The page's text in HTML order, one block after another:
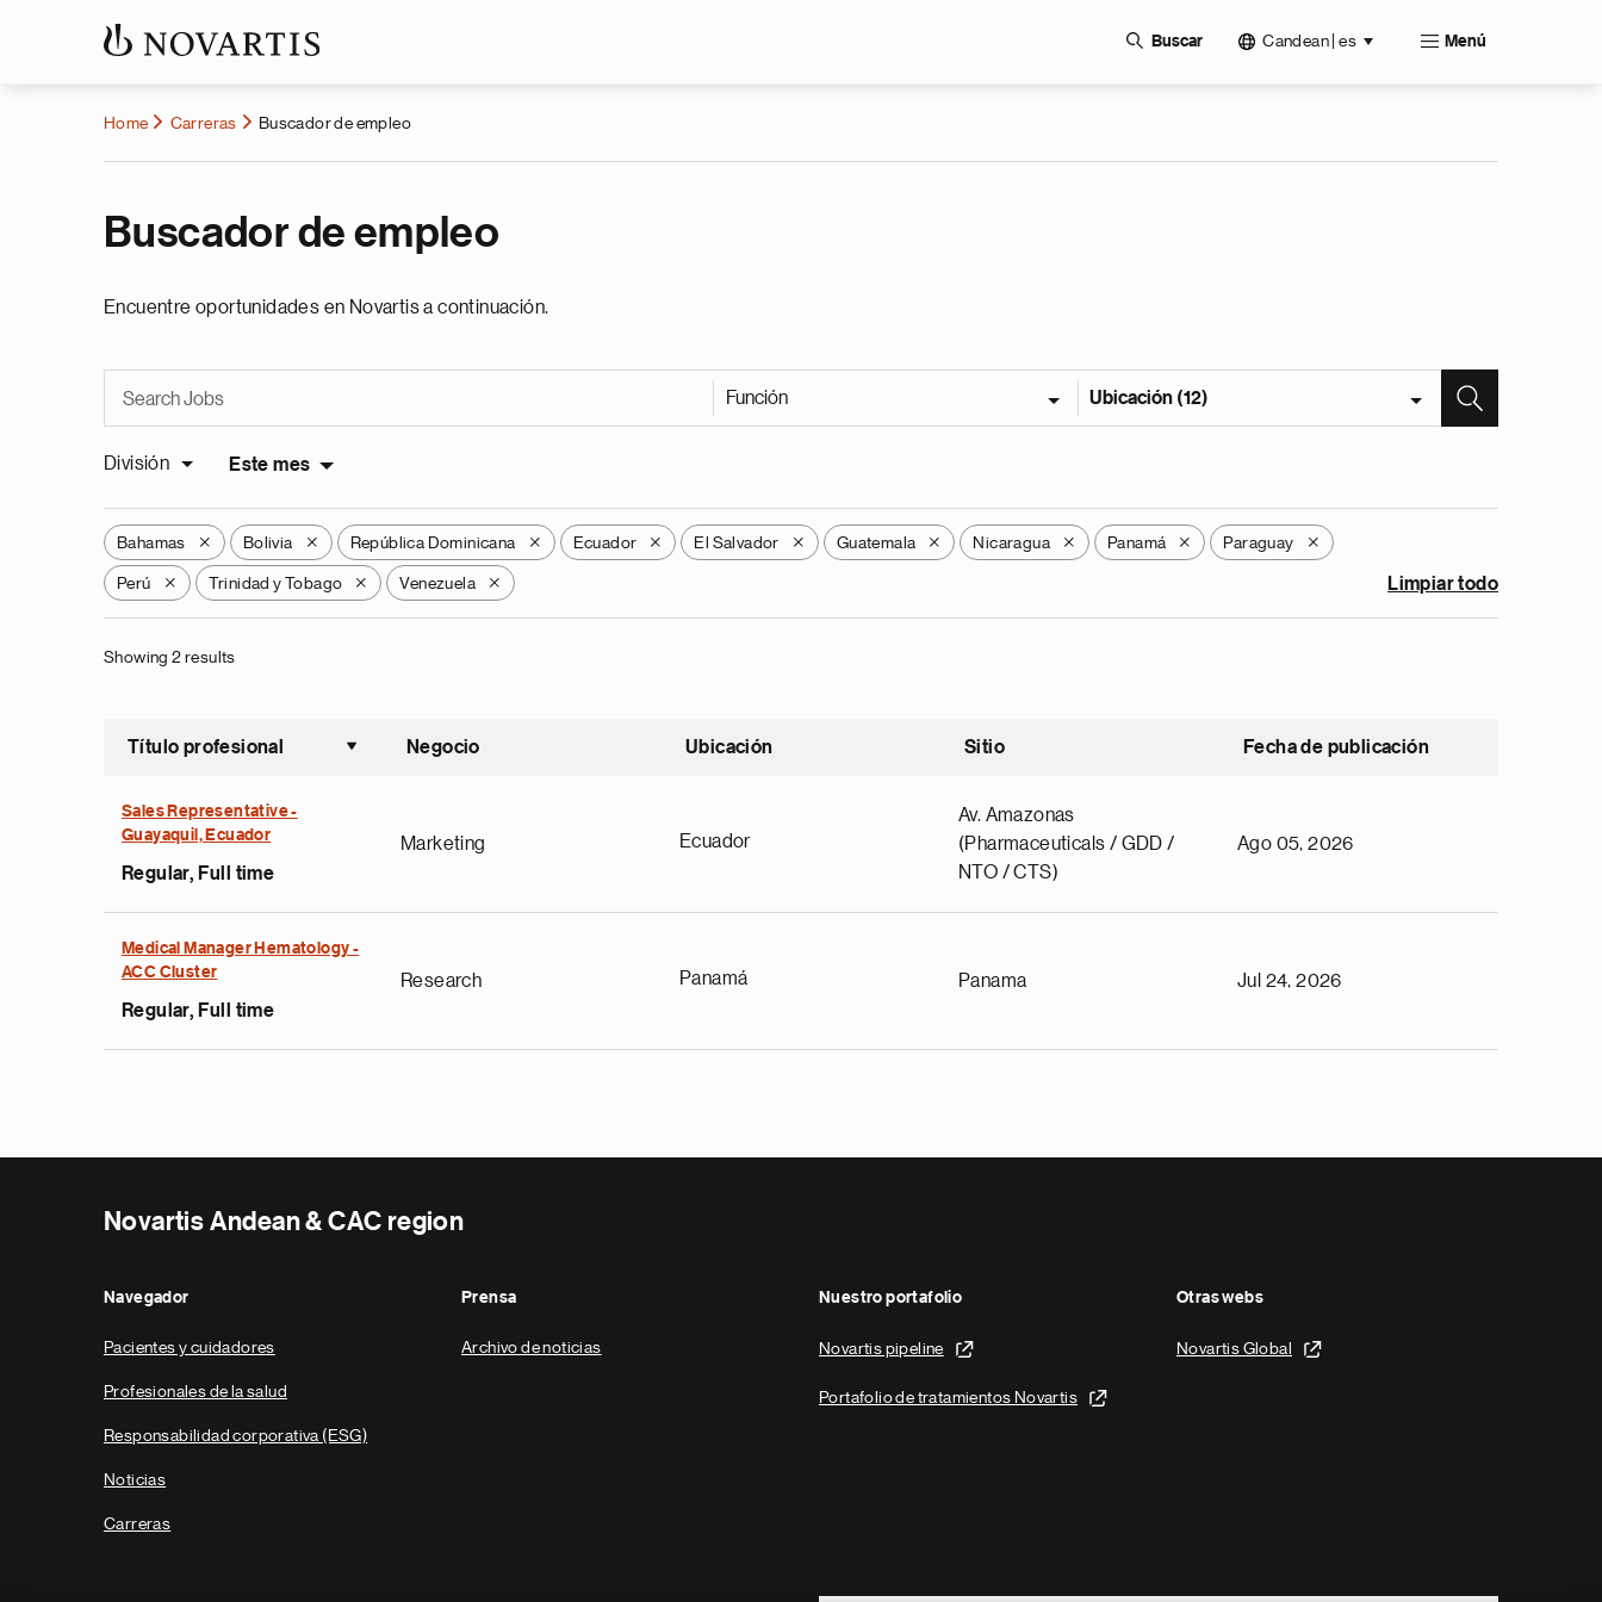
Buscar Candean | es Menú
Home Carreras Buscador de empleo
Buscador de empleo
Encuentre oportunidades en Novartis a continuación.
Función Ubicación (12)
División Este mes
Bahamas X Bolivia X República Dominicana X Ecuador X El Salvador X Guatemala X Nicaragua X Panamá X Paraguay X
Perú X Trinidad y Tobago X Venezuela X Limpiar todo
Showing 2 results
Título profesional
Ordenar ascendente
Negocio Ubicación Sitio Fecha de publicación
Sales Representative -
Guayaquil, Ecuador
Regular, Full time
Marketing Ecuador
Av. Amazonas
(Pharmaceuticals / GDD /
NTO / CTS)
Ago 05, 2026
Medical Manager Hematology -
ACC Cluster
Regular, Full time
Research Panamá Panama Jul 24, 2026
Novartis Andean & CAC region
Navegador
Pacientes y cuidadores
Profesionales de la salud
Responsabilidad corporativa (ESG)
Noticias
Carreras
Prensa
Archivo de noticias
Nuestro portafolio
Novartis pipeline
Portafolio de tratamientos Novartis
Otras webs
Novartis Global